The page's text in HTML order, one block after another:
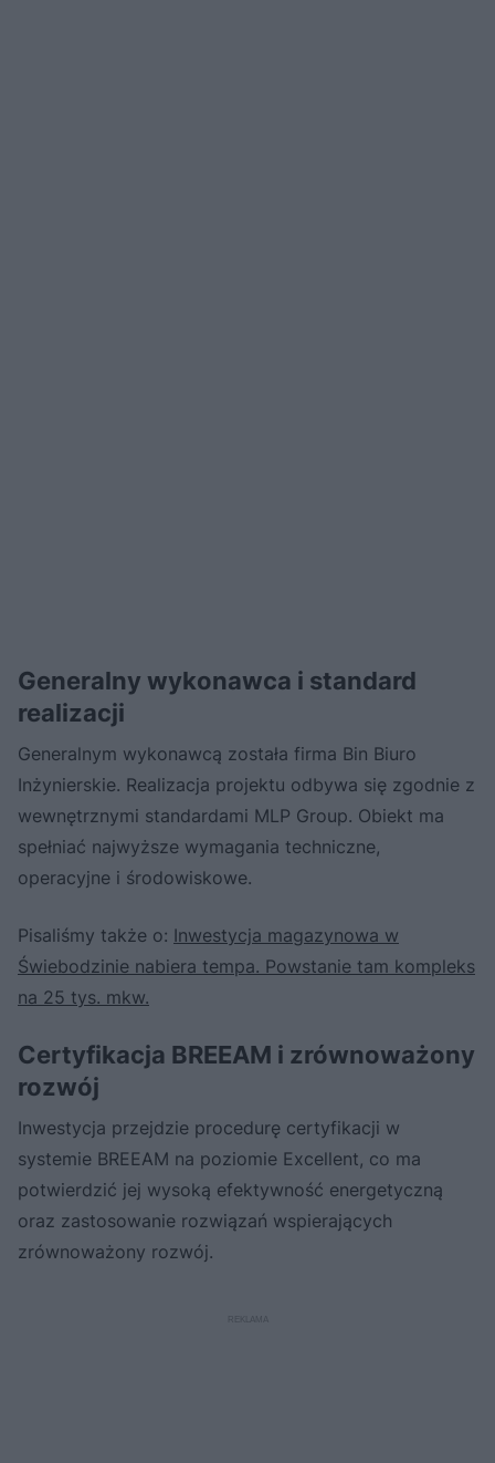
Generalny wykonawca i standard
realizacji
Generalnym wykonawcą została firma Bin Biuro
Inżynierskie. Realizacja projektu odbywa się zgodnie z
wewnętrznymi standardami MLP Group. Obiekt ma
spełniać najwyższe wymagania techniczne,
operacyjne i środowiskowe.
Pisaliśmy także o: Inwestycja magazynowa w
Świebodzinie nabiera tempa. Powstanie tam kompleks
na 25 tys. mkw.
Certyfikacja BREEAM i zrównoważony
rozwój
Inwestycja przejdzie procedurę certyfikacji w
systemie BREEAM na poziomie Excellent, co ma
potwierdzić jej wysoką efektywność energetyczną
oraz zastosowanie rozwiązań wspierających
zrównoważony rozwój.